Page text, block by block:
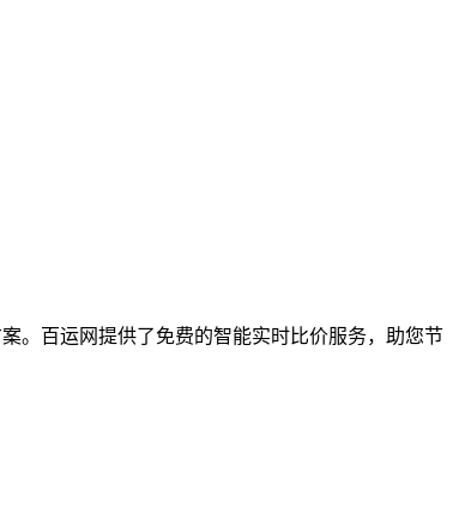
。百运网提供了免费的智能实时比价服务，助您节